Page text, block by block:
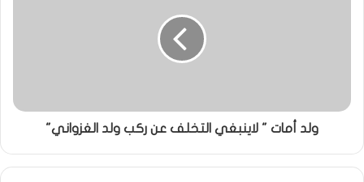
ولد أمات " لاينبغي التخلف عن ركب ولد الغزواني"